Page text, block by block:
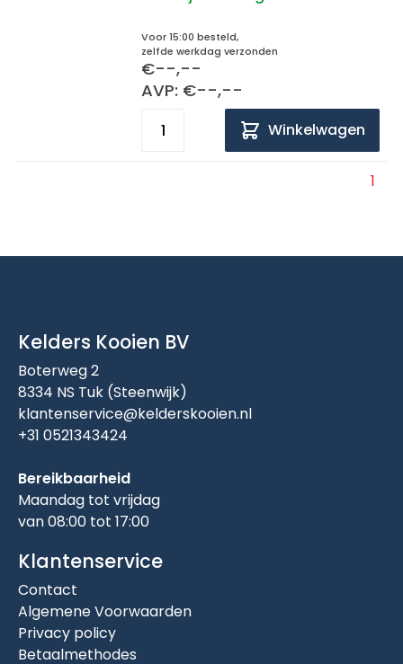
Voor 15:00 besteld,
zelfde werkdag verzonden
€--,--
AVP: €--,--
Winkelwagen
1
Kelders Kooien BV
Boterweg 2
8334 NS Tuk (Steenwijk)
klantenservice@kelderskooien.nl
+31 0521343424
Bereikbaarheid
Maandag tot vrijdag
van 08:00 tot 17:00
Klantenservice
Contact
Algemene Voorwaarden
Privacy policy
Betaalmethodes